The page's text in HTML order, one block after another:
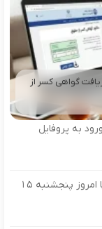
گواهی کسر از
به پروفایل
قیمت خودروهای ایران خودرو سایپا امروز پنجشنبه 15